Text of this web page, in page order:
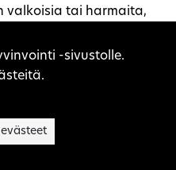
valkoisia tai harmaita,
taustaksi.
eivät enää
-sivustolle.